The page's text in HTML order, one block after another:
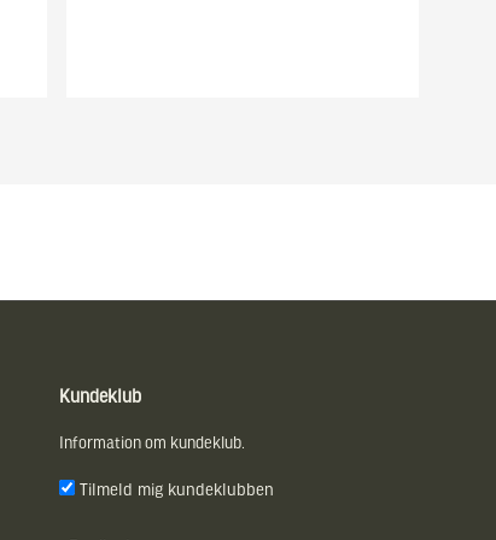
Kundeklub
Information om kundeklub.
Tilmeld mig kundeklubben